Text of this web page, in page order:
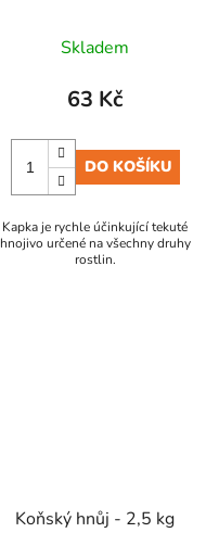
Skladem
63 Kč
DO KOŠÍKU
Kapka je rychle účinkující tekuté
hnojivo určené na všechny druhy
rostlin.
Koňský hnůj - 2,5 kg